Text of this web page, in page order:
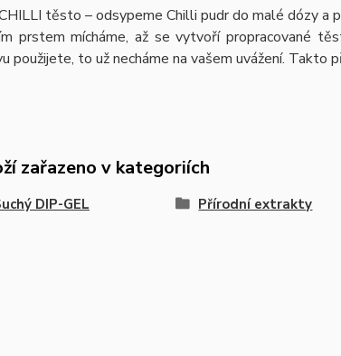
těsto – odsypeme Chilli pudr do malé dózy
prstem mícháme, až se vytvoří propracované
použijete, to už necháme na vašem uvážení.
zařazeno v kategoriích
DIP-GEL Přírodní extrakty